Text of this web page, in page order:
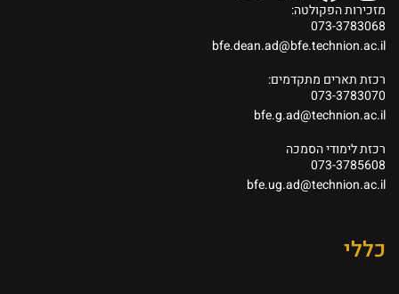
מזכירות הפקולטה:
073-3783068
bfe.dean.ad@bfe.technion.ac.il
רכזת תארים מתקדמים:
073-3783070
bfe.g.ad@technion.ac.il
רכזת לימודי הסמכה
073-3785608
bfe.ug.ad@technion.ac.il
כללי